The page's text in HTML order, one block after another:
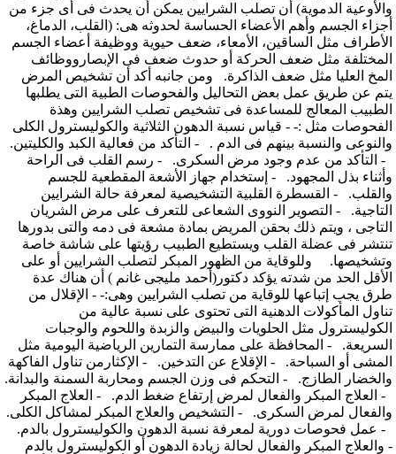
والأوعية الدموية) أن تصلب الشرايين يمكن أن يحدث فى أى جزء من
أجزاء الجسم وأهم الأعضاء الحساسة لحدوثه هى: (القلب، الدماغ،
الأطراف مثل الساقين، الأمعاء، ضعف حيوية ووظيفة أعضاء الجسم
المختلفة مثل ضعف الحركة أو حدوث ضعف فى الإبصارووظائف
المخ العليا مثل ضعف الذاكرة. ومن جانبه أكد أن تشخيص المرض
يتم عن طريق عمل بعض التحاليل والفحوصات الطبية التى يطلبها
الطبيب المعالج للمساعدة فى تشخيص تصلب الشرايين وهذة
الفحوصات مثل :- - قياس نسبة الدهون الثلاثية والكوليسترول الكلى
والنوعى والنسبة بينهم فى الدم . - التأكد من فعالية الكبد والكليتين.
- التأكد من عدم وجود مرض السكرى. - رسم القلب فى الراحة
وأثناء بذل المجهود. - إستخدام جهاز الأشعة المقطعية للجسم
والقلب. - القسطرة القلبية التشخيصية لمعرفة حالة الشرايين
التاجية. - التصوير النووى الشعاعى للتعرف على مرض الشريان
التاجى ، ويتم ذلك بحقن المريض بمادة مشعة فى دمه والتى بدورها
تنتشر فى عضلة القلب ويستطيع الطبيب رؤيتها على شاشة خاصة
وتشخيصها. وللوقاية من الظهور المبكر لتصلب الشرايين أو على
الأقل الحد من شدته يؤكد دكتور(أحمد مليجى غانم ) أن هناك عدة
طرق يجب إتباعها للوقاية من تصلب الشرايين وهى:- - الإقلال من
تناول المأكولات الدهنية التى تحتوى على نسبة عالية من
الكوليسترول مثل الحلويات والبيض والزبدة واللحوم والوجبات
السريعة. - المحافظة على ممارسة التمارين الرياضية اليومية مثل
المشى أو السباحة. - الإقلاع عن التدخين. - الإكثارمن تناول الفاكهة
والخضار الطازج. - التحكم فى وزن الجسم ومحاربة السمنة والبدانة.
- العلاج المبكر والفعال لمرض إرتفاع ضغط الدم. - العلاج المبكر
والفعال لمرض السكرى. - التشخيص والعلاج المبكر لمشاكل الكلى.
- عمل فحوصات دورية لمعرفة نسبة الدهون والكوليسترول بالدم.
- والعلاج المبكر والفعال لحالة زيادة الدهون أو الكوليسترول بالدم